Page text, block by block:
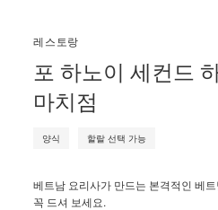
레스토랑
포 하노이 세컨드
마치점
양식 할랄 선택 가능
베트남 요리사가 만드는 본격적인 베
꼭 드셔 보세요.